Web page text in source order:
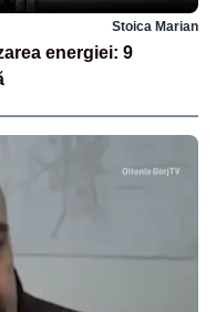
Stoica Marian
energiei: 9